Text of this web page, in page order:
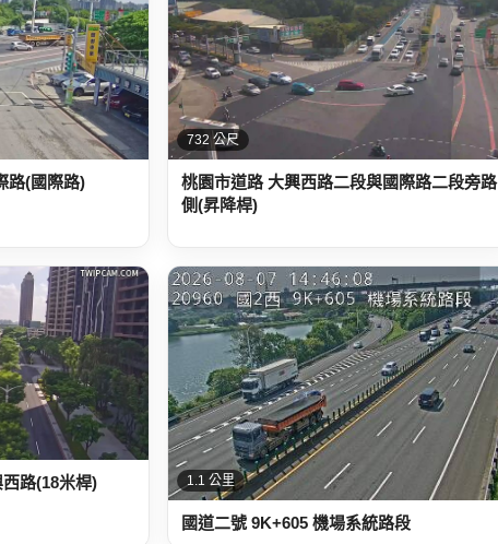
路(國際路)
732 公尺
桃園市道路 大興西路二段與國際路二段旁路
側(昇降桿)
路(18米桿) 1.1 公里
國道二號 9K+605 機場系統路段